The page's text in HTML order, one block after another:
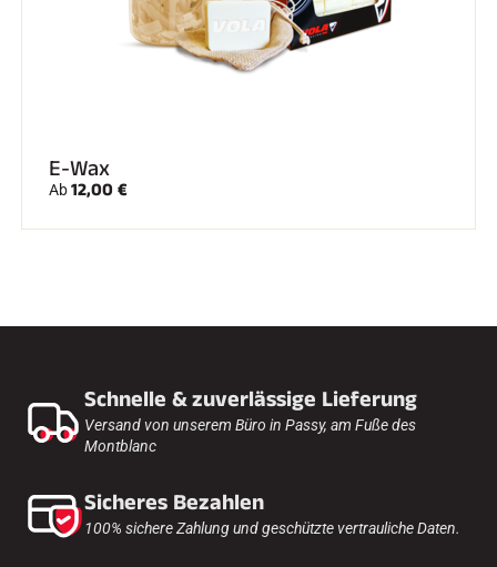
E-Wax
Ab12,00 €
Schnelle & zuverlässige Lieferung
Versand von unserem Büro in Passy, am Fuße des
Montblanc
Sicheres Bezahlen
100% sichere Zahlung und geschützte vertrauliche Daten.